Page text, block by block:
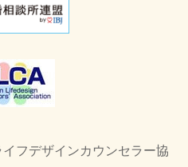
フデザインカウンセラー協